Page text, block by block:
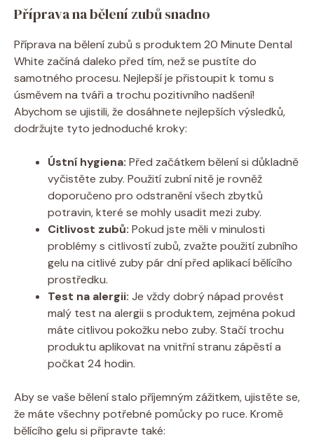
Příprava na bělení zubů snadno
Příprava na bělení zubů s produktem 20 Minute Dental
White začíná daleko před tím, než se pustíte do
samotného procesu. Nejlepší je přistoupit k tomu s
úsměvem na tváři a trochu pozitivního nadšení!
Abychom se ujistili, že dosáhnete nejlepších výsledků,
dodržujte tyto jednoduché kroky:
Ústní hygiena: Před začátkem bělení si důkladně
vyčistěte zuby. Použití zubní nitě je rovněž
doporučeno pro odstranění všech zbytků
potravin, které se mohly usadit mezi zuby.
Citlivost zubů: Pokud jste měli v minulosti
problémy s citlivostí zubů, zvažte použití zubního
gelu na citlivé zuby pár dní před aplikací bělícího
prostředku.
Test na alergii: Je vždy dobrý nápad provést
malý test na alergii s produktem, zejména pokud
máte citlivou pokožku nebo zuby. Stačí trochu
produktu aplikovat na vnitřní stranu zápěstí a
počkat 24 hodin.
Aby se vaše bělení stalo příjemným zážitkem, ujistěte se,
že máte všechny potřebné pomůcky po ruce. Kromě
bělícího gelu si připravte také: